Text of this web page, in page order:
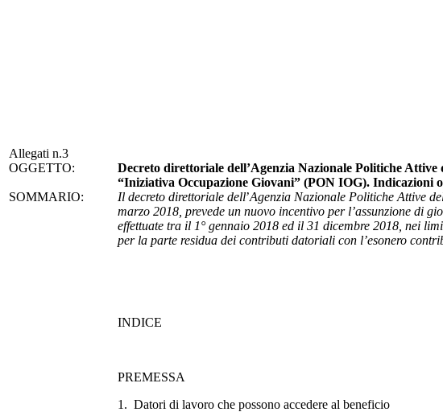
Allegati n.3
OGGETTO:
Decreto direttoriale dell’Agenzia Nazionale Politiche
“Iniziativa Occupazione Giovani” (PON IOG). Indicazioni
SOMMARIO:
Il decreto direttoriale dell’Agenzia Nazionale Politiche Attive
marzo 2018, prevede un nuovo incentivo per l’assunzione di
effettuate tra il 1° gennaio 2018 ed il 31 dicembre 2018, nei
per la parte residua dei contributi datoriali con l’esonero
INDICE
PREMESSA
1. Datori di lavoro che possono accedere al beneficio